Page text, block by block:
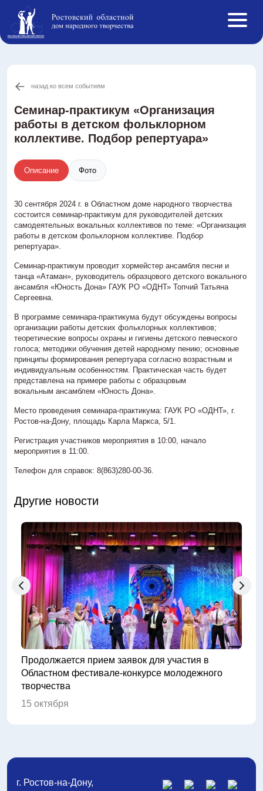
События ОДНТ
Студии и кружки
Творческие коллективы
Инклюзивная творческая лаборатория
Конкурсы РФ
О нас
Противодействие коррупции
Реестр ОНЭД
Антитеррористическая деятельность
Контакты
3D-тур
> г. Ростов-на-Дону, пл. К. Маркса, 5/1
+7 (863) 251-66-09
назад ко всем событиям
Семинар-практикум «Организация
работы в детском фольклорном
коллективе. Подбор репертуара»
Описание Фото
30 сентября 2024 г. в Областном доме народного творчества
состоится семинар-практикум для руководителей детских
самодеятельных вокальных коллективов по теме: «Организация
работы в детском фольклорном коллективе. Подбор
репертуара».
Семинар-практикум проводит хормейстер ансамбля песни и
танца «Атаман», руководитель образцового детского вокального
ансамбля «Юность Дона» ГАУК РО «ОДНТ» Топчий Татьяна
Сергеевна.
В программе семинара-практикума будут обсуждены вопросы
организации работы детских фольклорных коллективов;
теоретические вопросы охраны и гигиены детского певческого
голоса; методики обучения детей народному пению; основные
принципы формирования репертуара согласно возрастным и
индивидуальным особенностям. Практическая часть будет
представлена на примере работы с образцовым
вокальным ансамблем «Юность Дона».
Место проведения семинара-практикума: ГАУК РО «ОДНТ», г.
Ростов-на-Дону, площадь Карла Маркса, 5/1.
Регистрация участников мероприятия в 10:00, начало
мероприятия в 11:00.
Телефон для справок: 8(863)280-00-36.
Другие новости
Продолжается прием заявок для участия в
Областном фестивале-конкурсе молодежного
творчества
15 октября
г. Ростов-на-Дону,